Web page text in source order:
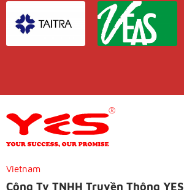
Vietnam
Công Ty TNHH Truyền Thông YES